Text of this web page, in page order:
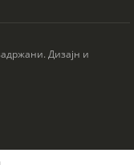
Дизајн и